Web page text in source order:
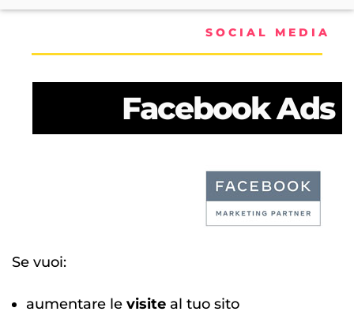
SOCIAL MEDIA
Facebook Ads
Se vuoi:
aumentare le visite al tuo sito